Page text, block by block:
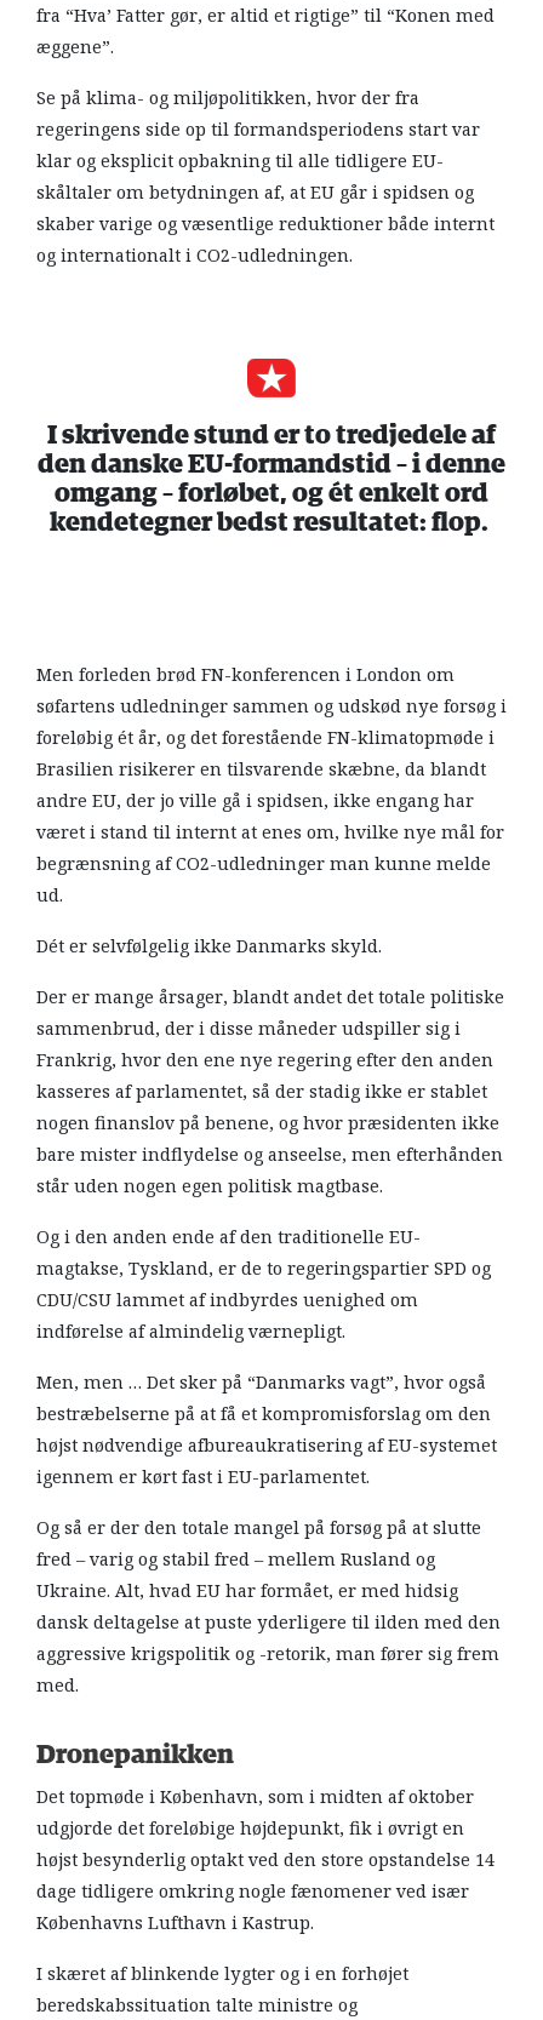
fra “Hva’ Fatter gør, er altid et rigtige” til “Konen med
æggene”.
Se på klima- og miljøpolitikken, hvor der fra
regeringens side op til formandsperiodens start var
klar og eksplicit opbakning til alle tidligere EU-
skåltaler om betydningen af, at EU går i spidsen og
skaber varige og væsentlige reduktioner både internt
og internationalt i CO2-udledningen.
I skrivende stund er to tredjedele af
den danske EU-formandstid – i denne
omgang – forløbet, og ét enkelt ord
kendetegner bedst resultatet: flop.
Men forleden brød FN-konferencen i London om
søfartens udledninger sammen og udskød nye forsøg i
foreløbig ét år, og det forestående FN-klimatopmøde i
Brasilien risikerer en tilsvarende skæbne, da blandt
andre EU, der jo ville gå i spidsen, ikke engang har
været i stand til internt at enes om, hvilke nye mål for
begrænsning af CO2-udledninger man kunne melde
ud.
Dét er selvfølgelig ikke Danmarks skyld.
Der er mange årsager, blandt andet det totale politiske
sammenbrud, der i disse måneder udspiller sig i
Frankrig, hvor den ene nye regering efter den anden
kasseres af parlamentet, så der stadig ikke er stablet
nogen finanslov på benene, og hvor præsidenten ikke
bare mister indflydelse og anseelse, men efterhånden
står uden nogen egen politisk magtbase.
Og i den anden ende af den traditionelle EU-
magtakse, Tyskland, er de to regeringspartier SPD og
CDU/CSU lammet af indbyrdes uenighed om
indførelse af almindelig værnepligt.
Men, men … Det sker på “Danmarks vagt”, hvor også
bestræbelserne på at få et kompromisforslag om den
højst nødvendige afbureaukratisering af EU-systemet
igennem er kørt fast i EU-parlamentet.
Og så er der den totale mangel på forsøg på at slutte
fred – varig og stabil fred – mellem Rusland og
Ukraine. Alt, hvad EU har formået, er med hidsig
dansk deltagelse at puste yderligere til ilden med den
aggressive krigspolitik og -retorik, man fører sig frem
med.
Dronepanikken
Det topmøde i København, som i midten af oktober
udgjorde det foreløbige højdepunkt, fik i øvrigt en
højst besynderlig optakt ved den store opstandelse 14
dage tidligere omkring nogle fænomener ved især
Københavns Lufthavn i Kastrup.
I skæret af blinkende lygter og i en forhøjet
beredskabssituation talte ministre og